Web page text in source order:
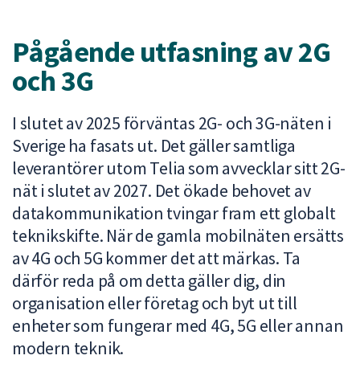
under
piltangenterna
för
att
navigera
mellan
sökförslagen
och
enter
för
att
välja
något
Pågående utfasning av 2G
och 3G
I slutet av 2025 förväntas 2G- och 3G-näten i
Sverige ha fasats ut. Det gäller samtliga
leverantörer utom Telia som avvecklar sitt 2G-
nät i slutet av 2027. Det ökade behovet av
datakommunikation tvingar fram ett globalt
teknikskifte. När de gamla mobilnäten ersätts
av 4G och 5G kommer det att märkas. Ta
därför reda på om detta gäller dig, din
organisation eller företag och byt ut till
enheter som fungerar med 4G, 5G eller annan
modern teknik.